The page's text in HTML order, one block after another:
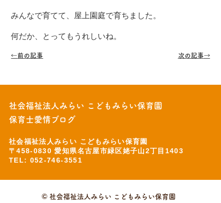
みんなで育てて、屋上園庭で育ちました。
何だか、とってもうれしいね。
←前の記事 次の記事→
社会福祉法人みらい こどもみらい保育園
保育士愛情ブログ
社会福祉法人みらい こどもみらい保育園
〒458-0830 愛知県名古屋市緑区姥子山2丁目1403
TEL: 052-746-3551
© 社会福祉法人みらい こどもみらい保育園